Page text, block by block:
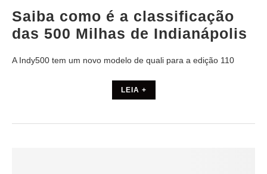
Saiba como é a classificação
das 500 Milhas de Indianápolis
A Indy500 tem um novo modelo de quali para a edição 110
LEIA +